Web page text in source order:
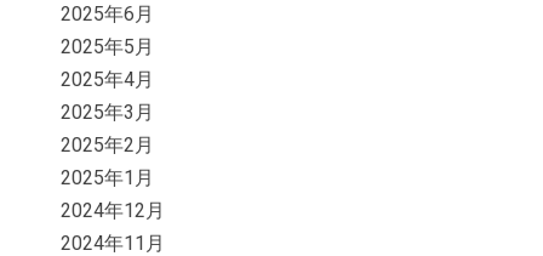
2025年6月
2025年5月
2025年4月
2025年3月
2025年2月
2025年1月
2024年12月
2024年11月